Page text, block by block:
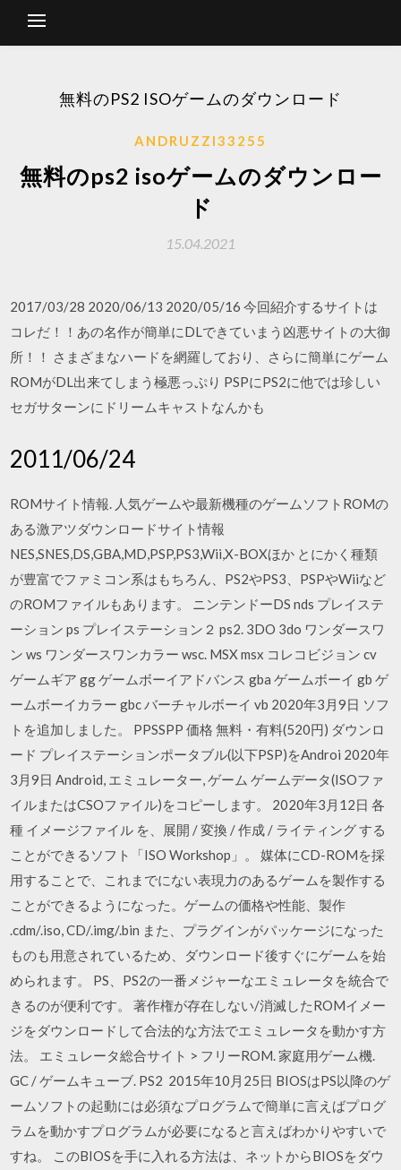
無料のPS2 ISOゲームのダウンロード
ANDRUZZI33255
無料のps2 isoゲームのダウンロー
ド
15.04.2021
2017/03/28 2020/06/13 2020/05/16 今回紹介するサイトは
コレだ！！あの名作が簡単にDLできていまう凶悪サイトの大御
所！！ さまざまなハードを網羅しており、さらに簡単にゲーム
ROMがDL出来てしまう極悪っぷり PSPにPS2に他では珍しい
セガサターンにドリームキャストなんかも
2011/06/24
ROMサイト情報. 人気ゲームや最新機種のゲームソフトROMの
ある激アツダウンロードサイト情報
NES,SNES,DS,GBA,MD,PSP,PS3,Wii,X-BOXほか とにかく種類
が豊富でファミコン系はもちろん、PS2やPS3、PSPやWiiなど
のROMファイルもあります。 ニンテンドーDS nds プレイステ
ーション ps プレイステーション２ ps2. 3DO 3do ワンダースワ
ン ws ワンダースワンカラー wsc. MSX msx コレコビジョン cv
ゲームギア gg ゲームボーイアドバンス gba ゲームボーイ gb ゲ
ームボーイカラー gbc バーチャルボーイ vb 2020年3月9日 ソフ
トを追加しました。 PPSSPP 価格 無料・有料(520円) ダウンロ
ード プレイステーションポータブル(以下PSP)をAndroi 2020年
3月9日 Android, エミュレーター, ゲーム ゲームデータ(ISOファ
イルまたはCSOファイル)をコピーします。 2020年3月12日 各
種 イメージファイル を、展開 / 変換 / 作成 / ライティング する
ことができるソフト「ISO Workshop」。 媒体にCD-ROMを採
用することで、これまでにない表現力のあるゲームを製作する
ことができるようになった。ゲームの価格や性能、製作
.cdm/.iso, CD/.img/.bin また、プラグインがパッケージになった
ものも用意されているため、ダウンロード後すぐにゲームを始
められます。 PS、PS2の一番メジャーなエミュレータを統合で
きるのが便利です。 著作権が存在しない/消滅したROMイメー
ジをダウンロードして合法的な方法でエミュレータを動かす方
法。 エミュレータ総合サイト > フリーROM. 家庭用ゲーム機.
GC / ゲームキューブ. PS2 2015年10月25日 BIOSはPS以降のゲ
ームソフトの起動には必須なプログラムで簡単に言えばプログ
ラムを動かすプログラムが必要になると言えばわかりやすいで
すね。 このBIOSを手に入れる方法は、ネットからBIOSをダウ